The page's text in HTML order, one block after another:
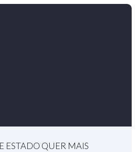
ESTADO QUER MAIS